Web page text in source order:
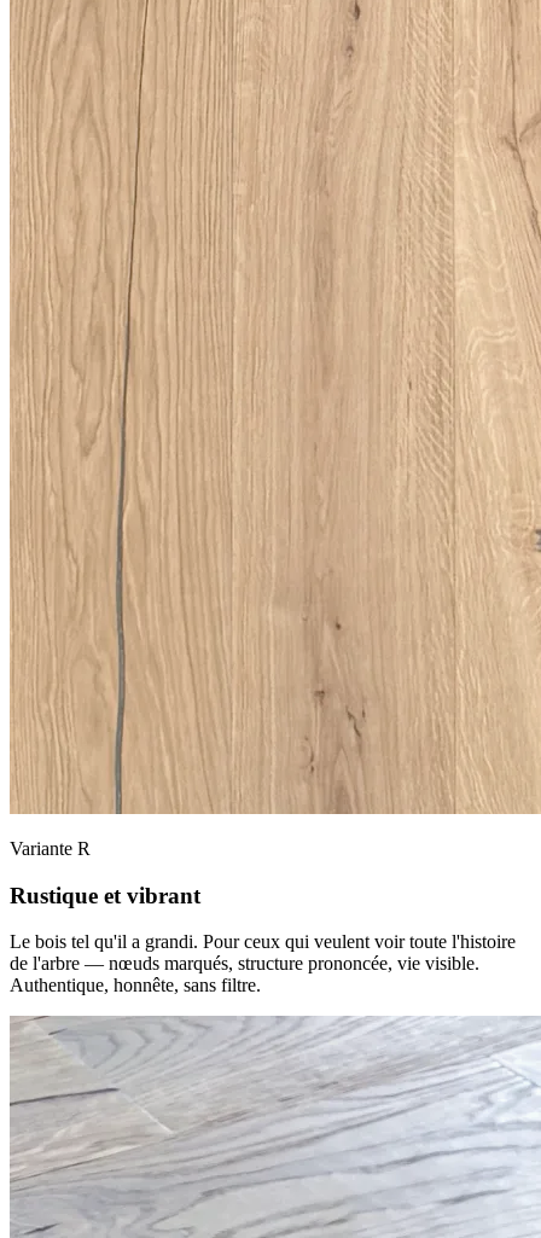
Variante R
Rustique et vibrant
Le bois tel qu'il a grandi. Pour ceux qui veulent voir toute l'histoire
de l'arbre — nœuds marqués, structure prononcée, vie visible.
Authentique, honnête, sans filtre.